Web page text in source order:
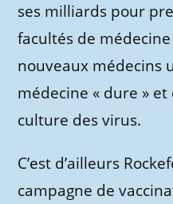
ses milliards pour
facultés de
nouveaux médecins
médecine « dure »
culture des virus.
C’est d’ailleurs
campagne de